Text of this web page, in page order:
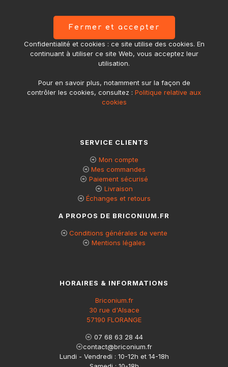
Confidentialité et cookies : ce site utilise des cookies. En
continuant à utiliser ce site Web, vous acceptez leur
utilisation.
Pour en savoir plus, notamment sur la façon de
contrôler les cookies, consultez : Politique relative aux
cookies
SERVICE CLIENTS
Mon compte
Mes commandes
Paiement sécurisé
Livraison
Échanges et retours
A PROPOS DE BRICONIUM.FR
Conditions générales de vente
Mentions légales
HORAIRES & INFORMATIONS
Briconium.fr
30 rue d'Alsace
57190 FLORANGE
07 68 63 28 44
contact@briconium.fr
Lundi - Vendredi : 10-12h et 14-18h